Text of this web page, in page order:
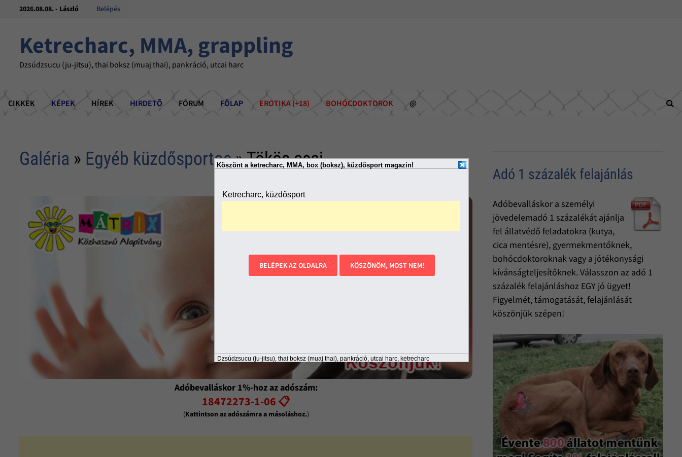
Köszönt a ketrecharc, MMA, box (boksz), küzdősport magazin!
Ketrecharc, küzdősport
BELÉPEK AZ OLDALRA KÖSZÖNÖM, MOST NEM!
Dzsúdzsucu (ju-jitsu), thai boksz (muaj thai), pankráció, utcai harc, ketrecharc
2026.08.08. - László Belépés
Ketrecharc, MMA, grappling
Dzsúdzsucu (ju-jitsu), thai boksz (muaj thai), pankráció, utcai harc
CIKKEK KÉPEK HÍREK HIRDETÕ FÓRUM FÕLAP EROTIKA (+18) BOHÓCDOKTOROK @
Galéria » Egyéb küzdősportos» Tökös csaj
Adóbevalláskor 1%-hoz az adószám:
18472273-1-06 📋
(Kattintson az adószámra a másoláshoz.)
Adó 1 százalék felajánlás
Adóbevalláskor a személyi
jövedelemadó 1 százalékát ajánlja
fel állatvédő feladatokra (kutya,
cica mentésre), gyermekmentőknek,
bohócdoktoroknak vagy a jótékonysági
kívánságteljesítőknek. Válasszon az adó 1
százalék felajánláshoz EGY jó ügyet!
Figyelmét, támogatását, felajánlását
köszönjük szépen!